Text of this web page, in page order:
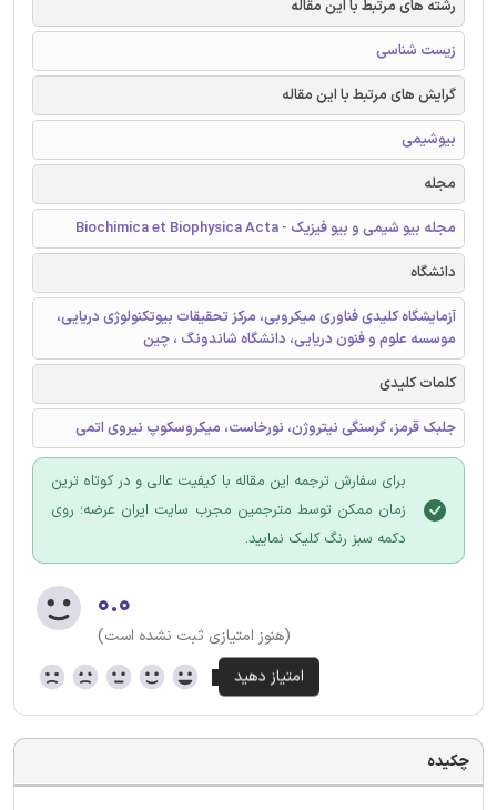
رشته های مرتبط با این مقاله
زیست شناسی
گرایش های مرتبط با این مقاله
بیوشیمی
مجله
مجله بیو شیمی و بیو فیزیک - Biochimica et Biophysica Acta
دانشگاه
آزمایشگاه کلیدی فناوری میکروبی، مرکز تحقیقات بیوتکنولوژی دریایی،
موسسه علوم و فنون دریایی، دانشگاه شاندونگ ، چین
کلمات کلیدی
جلبک قرمز، گرسنگی نیتروژن، نورخاست، میکروسکوپ نیروی اتمی
برای سفارش ترجمه این مقاله با کیفیت عالی و در کوتاه ترین
زمان ممکن توسط مترجمین مجرب سایت ایران عرضه؛ روی
دکمه سبز رنگ کلیک نمایید.
۰.۰
(هنوز امتیازی ثبت نشده است)
چکیده